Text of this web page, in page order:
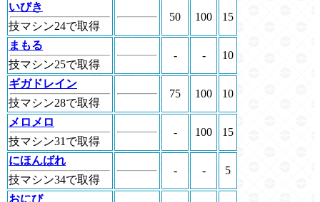
いびき
技マシン24で取得
50 100 15
まもる
技マシン25で取得
- - 10
ギガドレイン
技マシン28で取得
75 100 10
メロメロ
技マシン31で取得
- 100 15
にほんばれ
技マシン34で取得
- - 5
おにび